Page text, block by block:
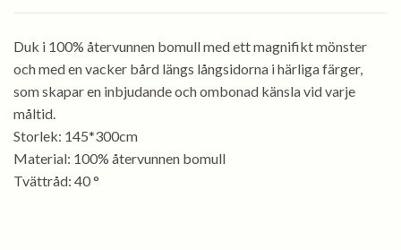
Duk i 100% återvunnen bomull med ett magnifikt mönster
och med en vacker bård längs långsidorna i härliga färger,
som skapar en inbjudande och ombonad känsla vid varje
måltid.
Storlek: 145*300cm
Material: 100% återvunnen bomull
Tvättråd: 40 °